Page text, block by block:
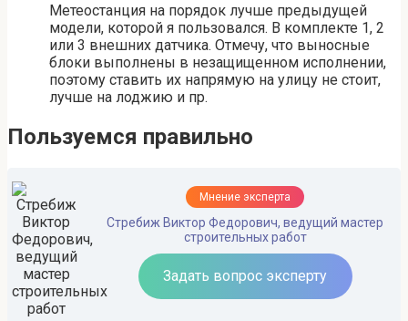
Метеостанция на порядок лучше предыдущей
модели, которой я пользовался. В комплекте 1, 2
или 3 внешних датчика. Отмечу, что выносные
блоки выполнены в незащищенном исполнении,
поэтому ставить их напрямую на улицу не стоит,
лучше на лоджию и пр.
Пользуемся правильно
Мнение эксперта
Стребиж Виктор Федорович, ведущий мастер
строительных работ
Задать вопрос эксперту